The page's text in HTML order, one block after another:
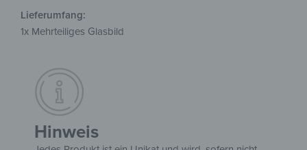
Lieferumfang:
1x Mehrteiliges Glasbild
Hinweis